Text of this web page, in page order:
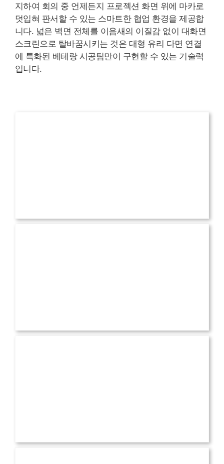
지하여 회의 중 언제든지 프로젝션 화면 위에 마카로
덧입혀 판서할 수 있는 스마트한 협업 환경을 제공합
니다. 넓은 벽면 전체를 이음새의 이질감 없이 대화면
스크린으로 탈바꿈시키는 것은 대형 유리 다면 연결
에 특화된 베테랑 시공팀만이 구현할 수 있는 기술력
입니다.